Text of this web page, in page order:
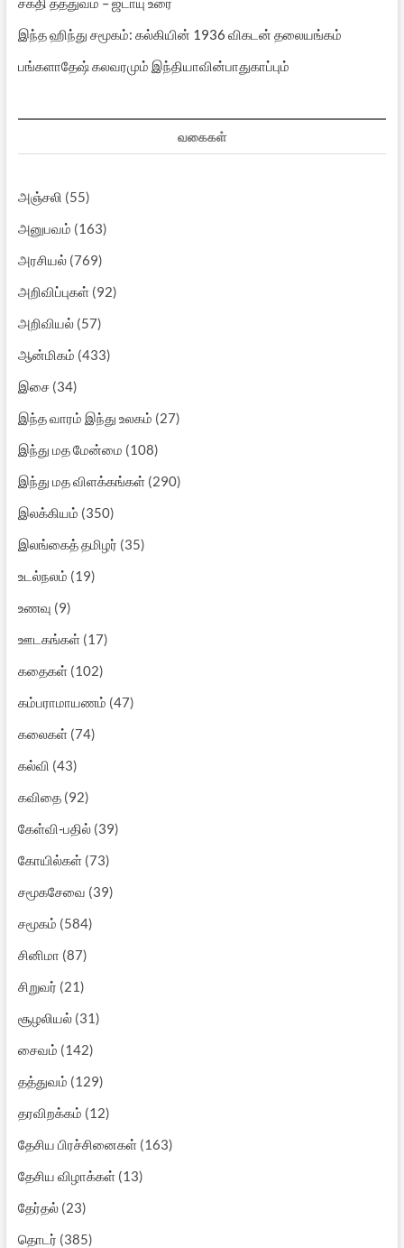
இந்த ஹிந்து சமூகம்: கல்கியின் 1936 விகடன் தலையங்கம்
பங்களாதேஷ் கலவரமும் இந்தியாவின்பாதுகாப்பும்
வகைகள்
அஞ்சலி (55)
அனுபவம் (163)
அரசியல்(769)
அறிவிப்புகள்(92)
அறிவியல்(57)
ஆன்மிகம் (433)
இசை(34)
இந்த வாரம் இந்து உலகம் (27)
இந்து மத மேன்மை (108)
இந்து மத விளக்கங்கள்(290)
இலக்கியம் (350)
இலங்கைத் தமிழர் (35)
உடல்நலம் (19)
உணவு (9)
ஊடகங்கள்(17)
கதைகள்(102)
கம்பராமாயணம் (47)
கலைகள்(74)
கல்வி (43)
கவிதை(92)
கேள்வி-பதில்(39)
கோயில்கள்(73)
சமூகசேவை (39)
சமூகம் (584)
சினிமா (87)
சிறுவர் (21)
சூழலியல்(31)
சைவம் (142)
தத்துவம் (129)
தரவிறக்கம் (12)
தேசிய பிரச்சினைகள்(163)
தேசிய விழாக்கள்(13)
தேர்தல்(23)
தொடர் (385)